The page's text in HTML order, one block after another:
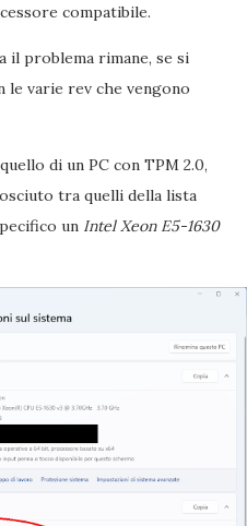
compatibile.
il problema rimane, se si
le varie rev che vengono
di un PC con TPM 2.0,
tra quelli della lista
un Intel Xeon E5-1630